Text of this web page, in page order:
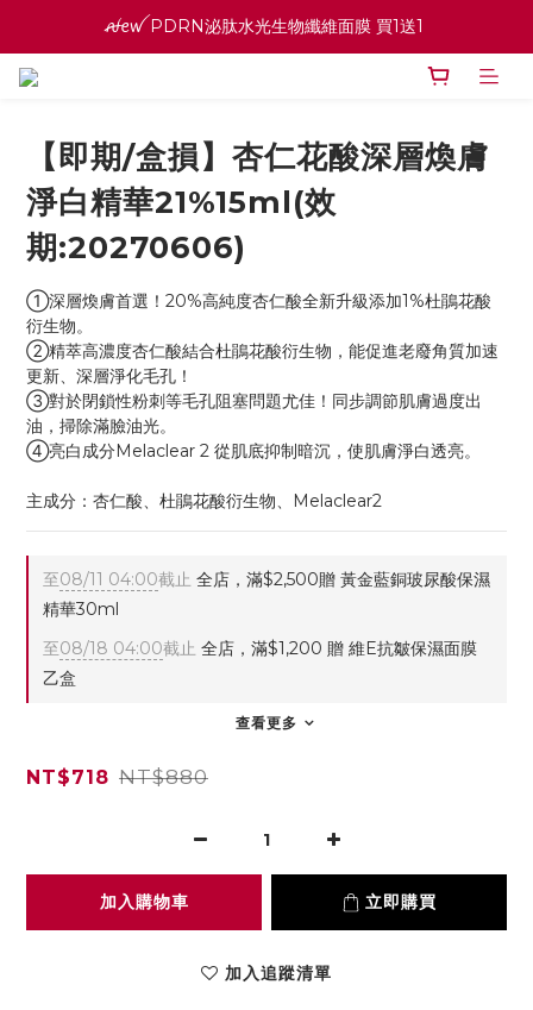
ꫛꫀꪝ PDRN泌肽水光生物纖維面膜 買1送1
寵愛之名官網會員招募中 ♡ 八月消費紅利加倍送
ꫛꫀꪝ PDRN泌肽水光生物纖維面膜 買1送1
【即期/盒損】杏仁花酸深層煥膚
淨白精華21%15ml(效
期:20270606)
①深層煥膚首選！20%高純度杏仁酸全新升級添加1%杜鵑花酸
衍生物。
②精萃高濃度杏仁酸結合杜鵑花酸衍生物，能促進老廢角質加速
更新、深層淨化毛孔！
③對於閉鎖性粉刺等毛孔阻塞問題尤佳！同步調節肌膚過度出
油，掃除滿臉油光。
④亮白成分Melaclear 2 從肌底抑制暗沉，使肌膚淨白透亮。
主成分：杏仁酸、杜鵑花酸衍生物、Melaclear2
至08/11 04:00截止 全店，滿$2,500贈 黃金藍銅玻尿酸保濕
精華30ml
至08/18 04:00截止 全店，滿$1,200 贈 維E抗皺保濕面膜
乙盒
查看更多
NT$718 NT$880
加入購物車 立即購買
加入追蹤清單